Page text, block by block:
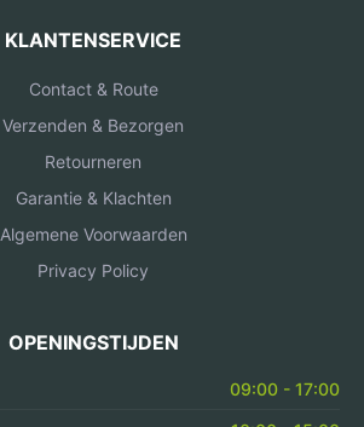
KLANTENSERVICE
Contact & Route
Verzenden & Bezorgen
Retourneren
Garantie & Klachten
Algemene Voorwaarden
Privacy Policy
OPENINGSTIJDEN
09:00 - 17:00